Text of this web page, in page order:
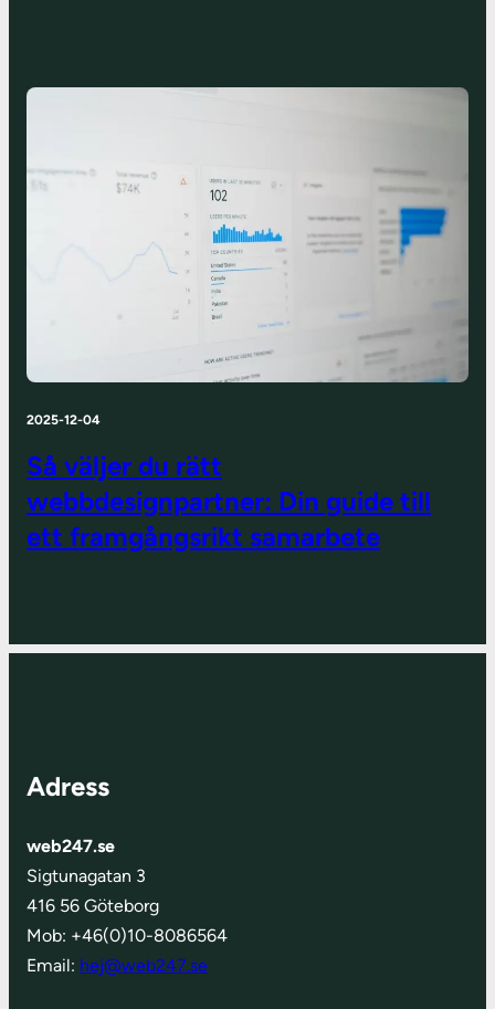
2025-12-04
Så väljer du rätt
webbdesignpartner: Din guide till
ett framgångsrikt samarbete
Adress
web247.se
Sigtunagatan 3
416 56 Göteborg
Mob: +46(0)10-8086564
Email: hej@web247.se